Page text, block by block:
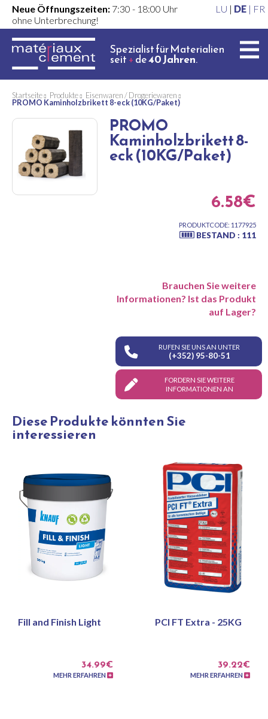
Neue Öffnungszeiten: 7:30 - 18:00 Uhr
ohne Unterbrechung!
LU | DE | FR
Spezialist für Materialien
seit+de40 Jahren.
Startseite Produkte Eisenwaren / Drogeriewaren
PROMO Kaminholzbrikett 8-eck (10KG/Paket)
PROMO
Kaminholzbrikett 8-
eck (10KG/Paket)
6.58€
PRODUKTCODE: 1177925
BESTAND : 111
Brauchen Sie weitere
Informationen? Ist das Produkt
auf Lager?
RUFEN SIE UNS AN UNTER
(+352) 95-80-51
FORDERN SIE WEITERE
INFORMATIONEN AN
Diese Produkte könnten Sie
interessieren
Fill and Finish Light
34.99€
MEHR ERFAHREN
PCI FT Extra - 25KG
39.22€
MEHR ERFAHREN